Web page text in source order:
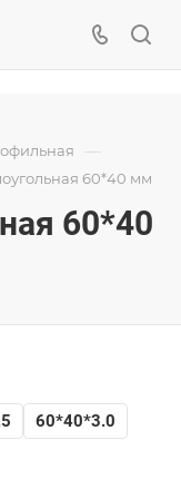
—
60*40 мм
60*40
60*40*3.0